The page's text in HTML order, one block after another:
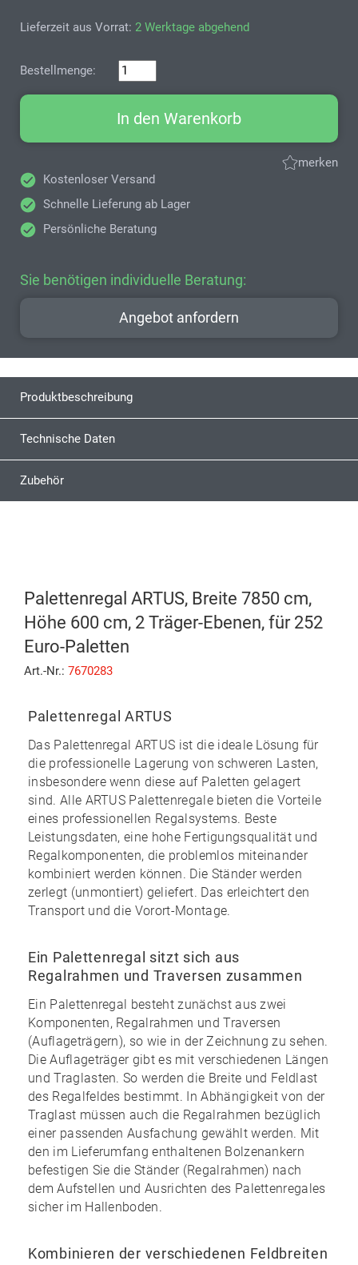
Lieferzeit aus Vorrat: 2 Werktage abgehend
Bestellmenge:
In den Warenkorb
merken
Kostenloser Versand
Schnelle Lieferung ab Lager
Persönliche Beratung
Sie benötigen individuelle Beratung:
Angebot anfordern
Produktbeschreibung
Technische Daten
Zubehör
Palettenregal ARTUS, Breite 7850 cm,
Höhe 600 cm, 2 Träger-Ebenen, für 252
Euro-Paletten
Art.-Nr.: 7670283
Palettenregal ARTUS
Das Palettenregal ARTUS ist die ideale Lösung für
die professionelle Lagerung von schweren Lasten,
insbesondere wenn diese auf Paletten gelagert
sind. Alle ARTUS Palettenregale bieten die Vorteile
eines professionellen Regalsystems. Beste
Leistungsdaten, eine hohe Fertigungsqualität und
Regalkomponenten, die problemlos miteinander
kombiniert werden können. Die Ständer werden
zerlegt (unmontiert) geliefert. Das erleichtert den
Transport und die Vorort-Montage.
Ein Palettenregal sitzt sich aus
Regalrahmen und Traversen zusammen
Ein Palettenregal besteht zunächst aus zwei
Komponenten, Regalrahmen und Traversen
(Auflageträgern), so wie in der Zeichnung zu sehen.
Die Auflageträger gibt es mit verschiedenen Längen
und Traglasten. So werden die Breite und Feldlast
des Regalfeldes bestimmt. In Abhängigkeit von der
Traglast müssen auch die Regalrahmen bezüglich
einer passenden Ausfachung gewählt werden. Mit
den im Lieferumfang enthaltenen Bolzenankern
befestigen Sie die Ständer (Regalrahmen) nach
dem Aufstellen und Ausrichten des Palettenregales
sicher im Hallenboden.
Kombinieren der verschiedenen Feldbreiten